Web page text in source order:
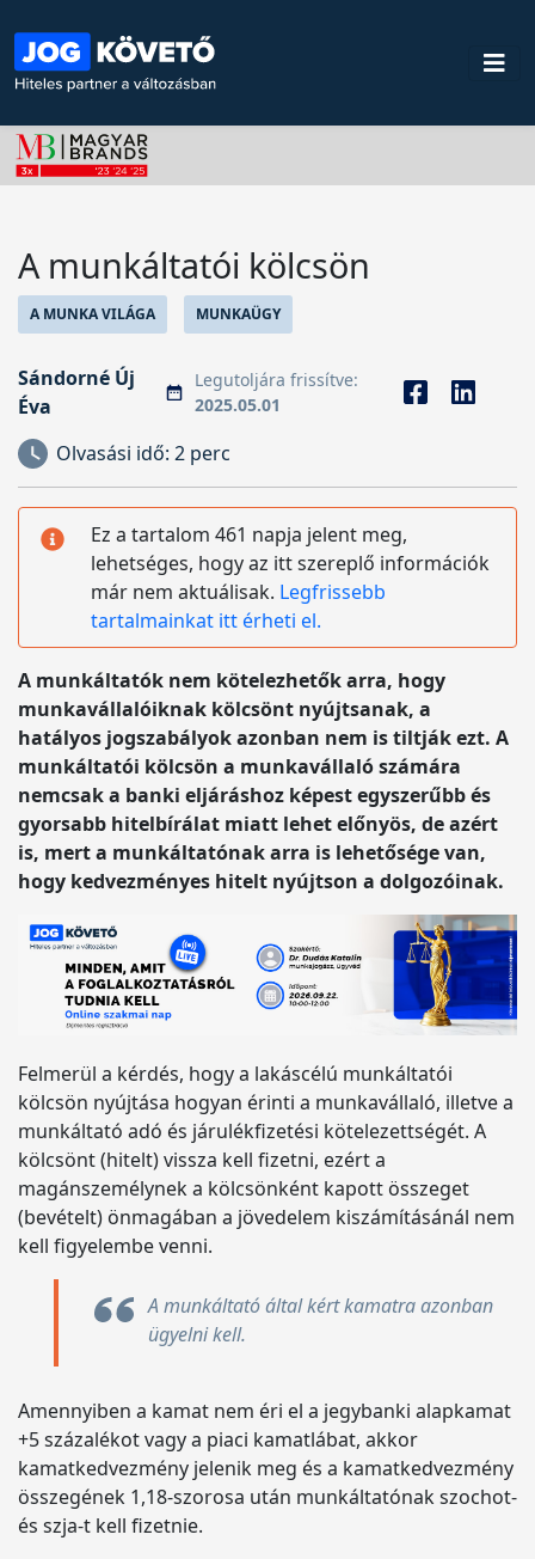
A munkáltatói kölcsön
A MUNKA VILÁGA MUNKAÜGY
Sándorné Új
Éva
Legutoljára frissítve:
2025.05.01
Olvasási idő: 2 perc
Ez a tartalom 461 napja jelent meg,
lehetséges, hogy az itt szereplő információk
már nem aktuálisak. Legfrissebb
tartalmainkat itt érheti el.
A munkáltatók nem kötelezhetők arra, hogy
munkavállalóiknak kölcsönt nyújtsanak, a
hatályos jogszabályok azonban nem is tiltják ezt. A
munkáltatói kölcsön a munkavállaló számára
nemcsak a banki eljáráshoz képest egyszerűbb és
gyorsabb hitelbírálat miatt lehet előnyös, de azért
is, mert a munkáltatónak arra is lehetősége van,
hogy kedvezményes hitelt nyújtson a dolgozóinak.
Felmerül a kérdés, hogy a lakáscélú munkáltatói
kölcsön nyújtása hogyan érinti a munkavállaló, illetve a
munkáltató adó és járulékfizetési kötelezettségét. A
kölcsönt (hitelt) vissza kell fizetni, ezért a
magánszemélynek a kölcsönként kapott összeget
(bevételt) önmagában a jövedelem kiszámításánál nem
kell figyelembe venni.
A munkáltató által kért kamatra azonban
ügyelni kell.
Amennyiben a kamat nem éri el a jegybanki alapkamat
+5 százalékot vagy a piaci kamatlábat, akkor
kamatkedvezmény jelenik meg és a kamatkedvezmény
összegének 1,18-szorosa után munkáltatónak szochot-
és szja-t kell fizetnie.